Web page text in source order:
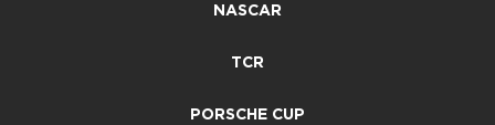
NASCAR
TCR
PORSCHE CUP